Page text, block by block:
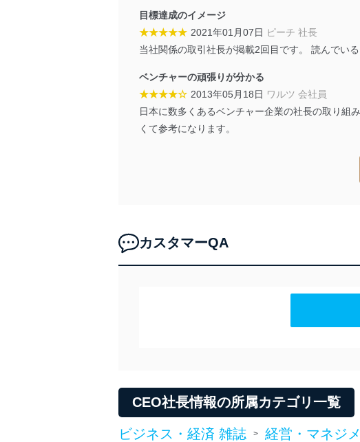
漏えい、滅失またはき損の防止及び是正
アクセス制御
個人データを取り扱うことのでき
アクセス者の識別と認証
機器に標準装備されているユーザ
システムを使用する従業者を識別
個人データを取り扱う機器等のオ
個人データを取り扱う機器等に
メール等により個人データの含ま
個人情報保護マネジメントシステムの継
当社は、内部監査及びマネジメントレ
株式会社富士山マガジンサービス 個人情
TEL：0570-200-223
FAX：03-5459-7073
目標達成のイメージ
★★★★★ 2021年01月07日 ピーチ 社長
当社関係の取引社長が掲載2回目です。 読んでい
ベンチャーの頑張りが分かる
★★★★☆ 2013年05月18日 ワルツ 会社員
日本に数多くあるベンチャー企業の社長の取り組
くて参考になります。
カスタマーQA
CEO社長情報の所属カテゴリ一覧
ビジネス・経済 雑誌 > 経営・マネジ